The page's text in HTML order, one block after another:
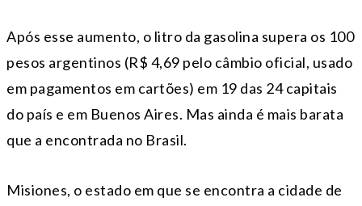
Após esse aumento, o litro da gasolina supera os 100
pesos argentinos (R$ 4,69 pelo câmbio oficial, usado
em pagamentos em cartões) em 19 das 24 capitais
do país e em Buenos Aires. Mas ainda é mais barata
que a encontrada no Brasil.
Misiones, o estado em que se encontra a cidade de